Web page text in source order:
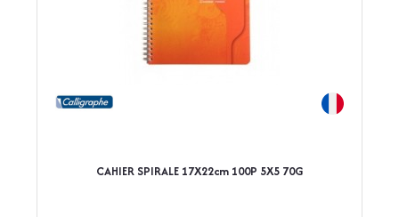
CAHIER SPIRALE 17X22cm 100P 5X5 70G